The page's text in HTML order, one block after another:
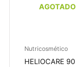
AGOTADO
Nutricosmético
HELIOCARE 90